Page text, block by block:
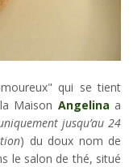
qui se tient
Maison Angelina a
jusqu’au 24
) du doux nom de
le salon de thé, situé